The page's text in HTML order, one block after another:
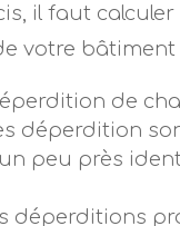
il faut
votre bâtiment
de
déperdition
un peu près
déperditions